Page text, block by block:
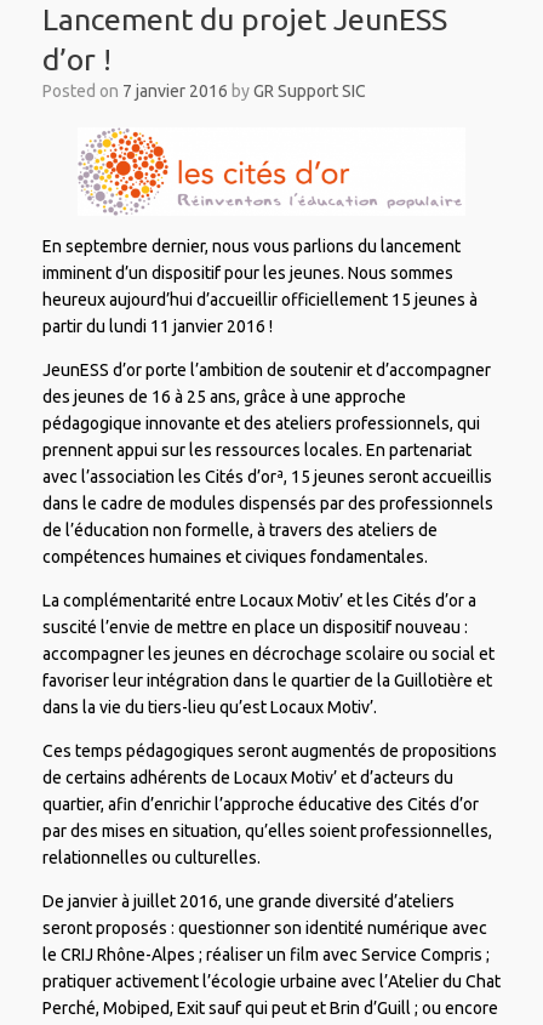
Lancement du projet JeunESS
d’or !
Posted on 7 janvier 2016 byGR Support SIC
En septembre dernier, nous vous parlions du lancement
imminent d’un dispositif pour les jeunes. Nous sommes
heureux aujourd’hui d’accueillir officiellement 15 jeunes à
partir du lundi 11 janvier 2016 !
JeunESS d’or porte l’ambition de soutenir et d’accompagner
des jeunes de 16 à 25 ans, grâce à une approche
pédagogique innovante et des ateliers professionnels, qui
prennent appui sur les ressources locales. En partenariat
avec l’association les Cités d’orª, 15 jeunes seront accueillis
dans le cadre de modules dispensés par des professionnels
de l’éducation non formelle, à travers des ateliers de
compétences humaines et civiques fondamentales.
La complémentarité entre Locaux Motiv’ et les Cités d’or a
suscité l’envie de mettre en place un dispositif nouveau :
accompagner les jeunes en décrochage scolaire ou social et
favoriser leur intégration dans le quartier de la Guillotière et
dans la vie du tiers-lieu qu’est Locaux Motiv’.
Ces temps pédagogiques seront augmentés de propositions
de certains adhérents de Locaux Motiv’ et d’acteurs du
quartier, afin d’enrichir l’approche éducative des Cités d’or
par des mises en situation, qu’elles soient professionnelles,
relationnelles ou culturelles.
De janvier à juillet 2016, une grande diversité d’ateliers
seront proposés : questionner son identité numérique avec
le CRIJ Rhône-Alpes ; réaliser un film avec Service Compris ;
pratiquer activement l’écologie urbaine avec l’Atelier du Chat
Perché, Mobiped, Exit sauf qui peut et Brin d’Guill ; ou encore